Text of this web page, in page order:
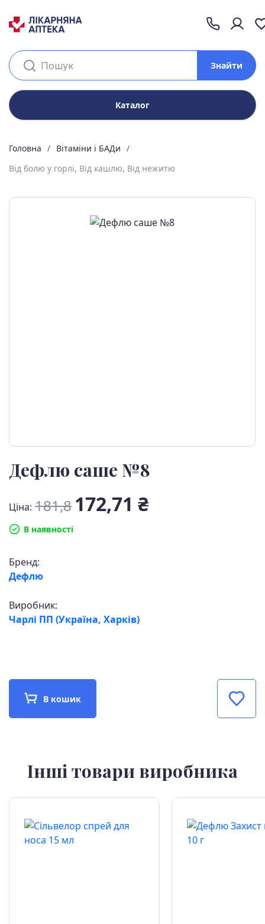
Каталог
Знайти
Головна
Вітаміни і БАДи
Від болю у горлі, Від кашлю, Від нежитю
Дефлю саше №8
Ціна: 181,8 172,71 ₴
В наявності
Бренд:
Дефлю
Виробник:
Чарлі ПП (Україна, Харків)
В кошик
Інші товари виробника